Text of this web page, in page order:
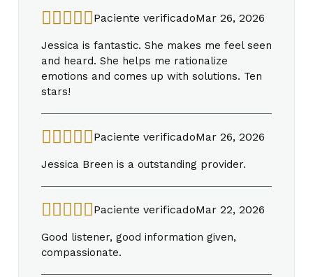
Paciente verificadoMar 26, 2026
Jessica is fantastic. She makes me feel seen
and heard. She helps me rationalize
emotions and comes up with solutions. Ten
stars!
Paciente verificadoMar 26, 2026
Jessica Breen is a outstanding provider.
Paciente verificadoMar 22, 2026
Good listener, good information given,
compassionate.